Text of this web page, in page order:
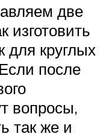
две
изготовить
для круглых
после
вопросы,
так же и